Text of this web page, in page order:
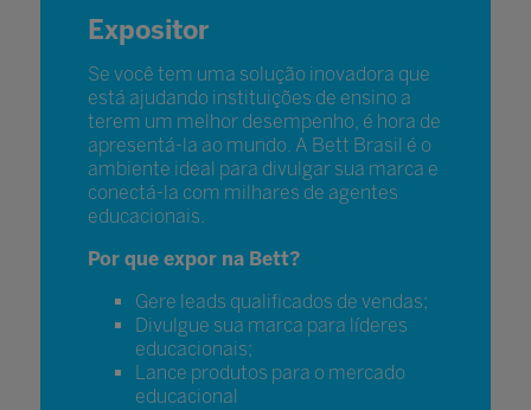
Expositor
Se você tem uma solução inovadora que
está ajudando instituições de ensino a
terem um melhor desempenho, é hora de
apresentá-la ao mundo. A Bett Brasil é o
ambiente ideal para divulgar sua marca e
conectá-la com milhares de agentes
educacionais.
Por que expor na Bett?
Gere leads qualificados de vendas;
Divulgue sua marca para líderes
educacionais;
Lance produtos para o mercado
educacional